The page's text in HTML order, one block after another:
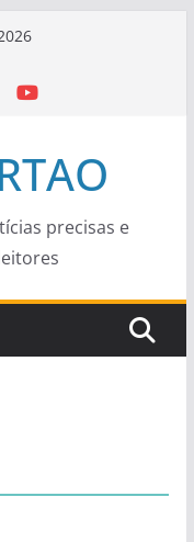
precisas e